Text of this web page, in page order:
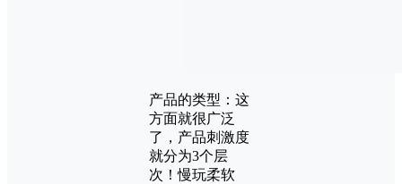
产品的类型：这
方面就很广泛
了，产品刺激度
就分为3个层
次！慢玩柔软